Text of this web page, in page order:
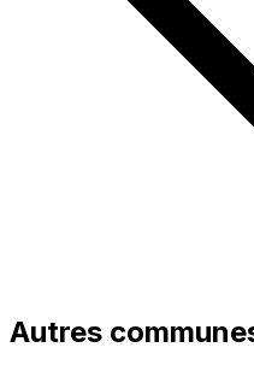
Autres